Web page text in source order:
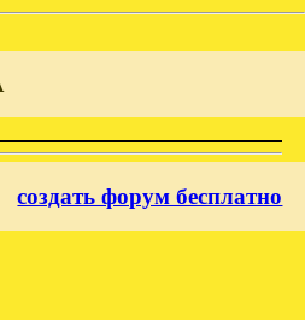
создать форум бесплатно